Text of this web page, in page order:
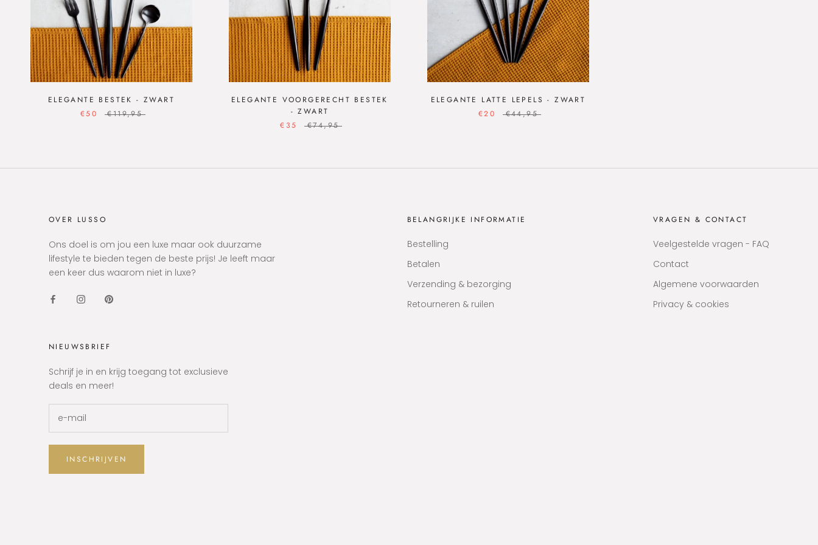
ELEGANTE BESTEK - ZWART
€50
€119,95
ELEGANTE VOORGERECHT BESTEK
- ZWART
€35
€74,95
ELEGANTE LATTE LEPELS - ZWART
€20
€44,95
OVER LUSSO
Ons doel is om jou een luxe maar ook duurzame
lifestyle te bieden tegen de beste prijs! Je leeft maar
een keer dus waarom niet in luxe?
BELANGRIJKE INFORMATIE
Bestelling
Betalen
Verzending & bezorging
Retourneren & ruilen
VRAGEN & CONTACT
Veelgestelde vragen - FAQ
Contact
Algemene voorwaarden
Privacy & cookies
NIEUWSBRIEF
Schrijf je in en krijg toegang tot exclusieve
deals en meer!
INSCHRIJVEN